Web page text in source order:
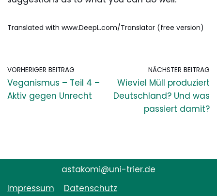
Translated with www.DeepL.com/Translator (free version)
VORHERIGER BEITRAG
Veganismus – Teil 4 –
Aktiv gegen Unrecht
NÄCHSTER BEITRAG
Wieviel Müll produziert
Deutschland? Und was
passiert damit?
astakomi@uni-trier.de
Impressum
Datenschutz